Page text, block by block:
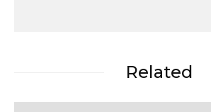
Related